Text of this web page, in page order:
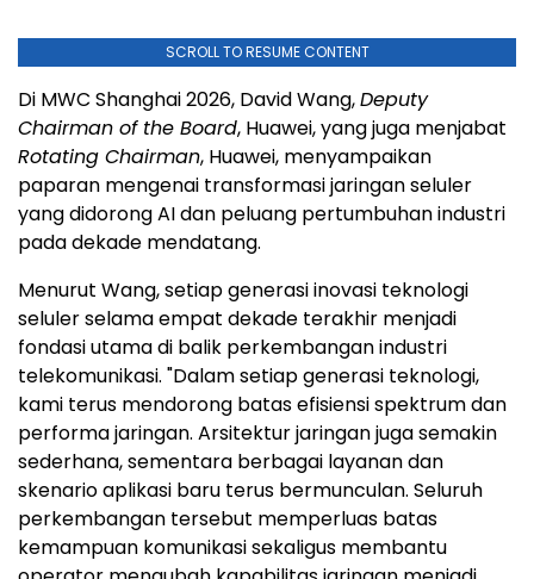
SCROLL TO RESUME CONTENT
Di MWC Shanghai 2026, David Wang,Deputy
Chairman of the Board, Huawei, yang juga menjabat
Rotating Chairman, Huawei, menyampaikan
paparan mengenai transformasi jaringan seluler
yang didorong AI dan peluang pertumbuhan industri
pada dekade mendatang.
Menurut Wang, setiap generasi inovasi teknologi
seluler selama empat dekade terakhir menjadi
fondasi utama di balik perkembangan industri
telekomunikasi. "Dalam setiap generasi teknologi,
kami terus mendorong batas efisiensi spektrum dan
performa jaringan. Arsitektur jaringan juga semakin
sederhana, sementara berbagai layanan dan
skenario aplikasi baru terus bermunculan. Seluruh
perkembangan tersebut memperluas batas
kemampuan komunikasi sekaligus membantu